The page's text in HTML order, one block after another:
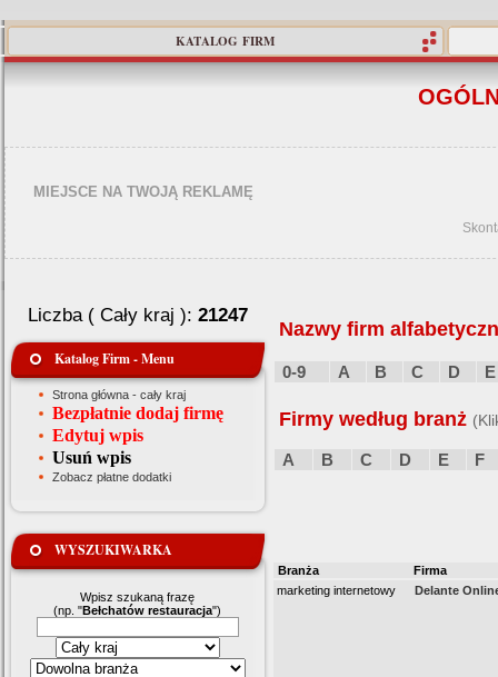
KATALOG FIRM
MIEJSCE NA TWOJĄ REKLAMĘ
Liczba ( Cały kraj ): 21247
Katalog Firm - Menu
Strona główna - cały kraj
Bezpłatnie dodaj firmę
Edytuj wpis
Usuń wpis
Zobacz płatne dodatki
WYSZUKIWARKA
Wpisz szukaną frazę
(np. "Bełchatów restauracja")
Nazwy firm
0-9 A B C D E
Firmy według branż
A B C D E F
Branża
Firma
marketing internetowy
Delante